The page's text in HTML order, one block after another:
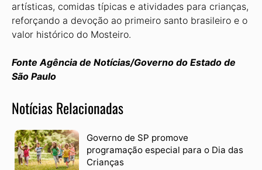
artísticas, comidas típicas e atividades para crianças,
reforçando a devoção ao primeiro santo brasileiro e o
valor histórico do Mosteiro.
Fonte Agência de Notícias/Governo do Estado de
São Paulo
Notícias Relacionadas
Governo de SP promove
programação especial para o Dia das
Crianças